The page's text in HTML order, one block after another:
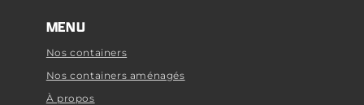
MENU
Nos containers
Nos containers aménagés
À propos